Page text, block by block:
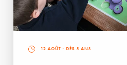
12 AOÛT - DÈS 5 ANS